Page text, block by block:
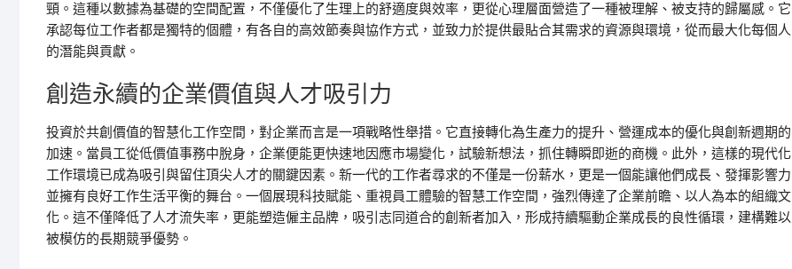
頸。這種以數據為基礎的空間配置，不僅優化了生理上的舒適度與效率，更從心理層面營造了一種被理解、被支持的歸屬感。它
承認每位工作者都是獨特的個體，有各自的高效節奏與協作方式，並致力於提供最貼合其需求的資源與環境，從而最大化每個人
的潛能與貢獻。
創造永續的企業價值與人才吸引力
投資於共創價值的智慧化工作空間，對企業而言是一項戰略性舉措。它直接轉化為生產力的提升、營運成本的優化與創新週期的
加速。當員工從低價值事務中脫身，企業便能更快速地因應市場變化，試驗新想法，抓住轉瞬即逝的商機。此外，這樣的現代化
工作環境已成為吸引與留住頂尖人才的關鍵因素。新一代的工作者尋求的不僅是一份薪水，更是一個能讓他們成長、發揮影響力
並擁有良好工作生活平衡的舞台。一個展現科技賦能、重視員工體驗的智慧工作空間，強烈傳達了企業前瞻、以人為本的組織文
化。這不僅降低了人才流失率，更能塑造僱主品牌，吸引志同道合的創新者加入，形成持續驅動企業成長的良性循環，建構難以
被模仿的長期競爭優勢。